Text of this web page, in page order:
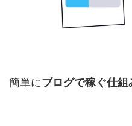
簡単にブログで稼ぐ仕組